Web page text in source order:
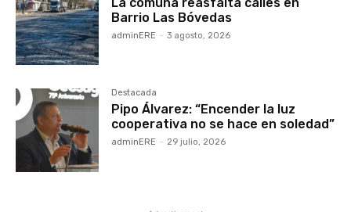
La comuna reasfalta calles en
Barrio Las Bóvedas
adminERE - 3 agosto, 2026
Destacada
Pipo Álvarez: “Encender la luz
cooperativa no se hace en soledad”
adminERE - 29 julio, 2026